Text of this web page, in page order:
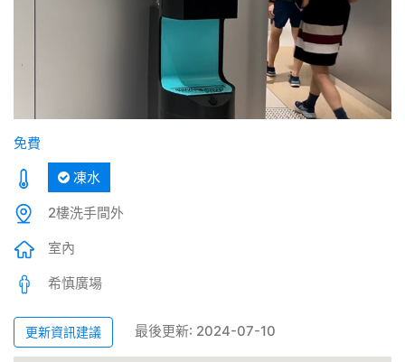
免費
凍水
2樓洗手間外
室內
希慎廣場
更新資訊建議 最後更新: 2024-07-10